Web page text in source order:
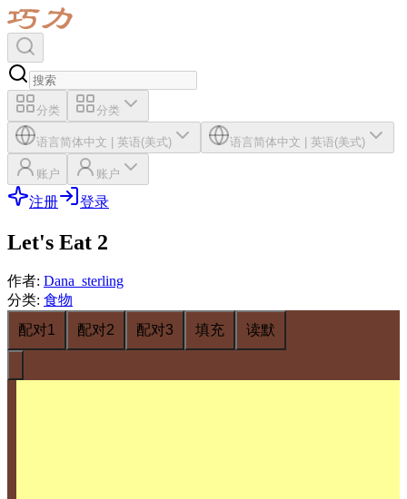
分类 分类
语言简体中文 | 英语(美式) 语言简体中文 | 英语(美式)
账户 账户
注册 登录
Let's Eat 2
作者: Dana_sterling
分类: 食物
配对1
配对2 配对3 填充 读默